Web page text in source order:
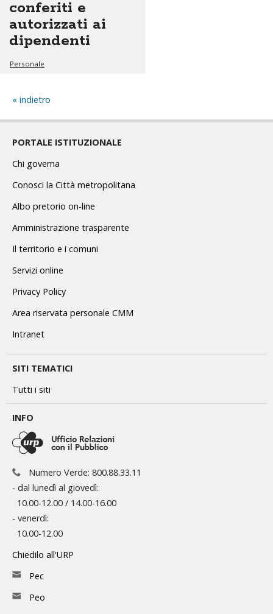
conferiti e
autorizzati ai
dipendenti
Personale
indietro
PORTALE ISTITUZIONALE
Chi governa
Conosci la Città metropolitana
Albo pretorio on-line
Amministrazione trasparente
Il territorio e i comuni
Servizi online
Privacy Policy
Area riservata personale CMM
Intranet
SITI TEMATICI
Tutti i siti
INFO
Numero Verde: 800.88.33.11
- dal lunedì al giovedì:
10.00-12.00 / 14.00-16.00
- venerdì:
10.00-12.00
Chiedilo all'URP
Pec
Peo